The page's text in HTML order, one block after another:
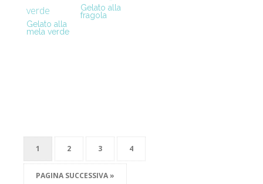
Gelato alla
mela verde
Gelato alla
fragola
1 2 3 4
PAGINA SUCCESSIVA »